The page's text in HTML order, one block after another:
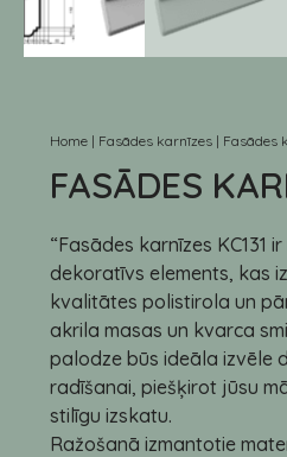
Home | Fasādes karnīzes | Fasādes
FASĀDES
“Fasādes karnīzes KC131
dekoratīvs elements, kas
kvalitātes polistirola un
akrila masas un kvarca
palodze būs ideāla izvēle
radīšanai, piešķirot jūsu
stilīgu izskatu.
Ražošanā izmantotie